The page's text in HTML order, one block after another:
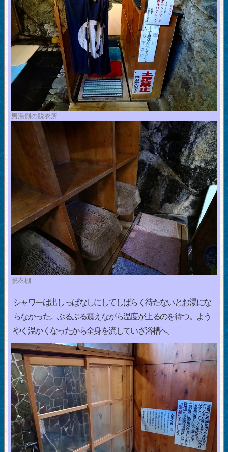
男湯側の脱衣所
脱衣棚
シャワーは出しっぱなしにしてしばらく待たないとお湯にな
らなかった。ぶるぶる震えながら温度が上るのを待つ。よう
やく温かくなったから全身を流していざ浴槽へ。